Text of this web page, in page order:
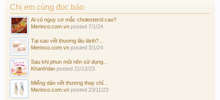
Chị em cùng đọc báo
Ai có nguy cơ mắc cholesterol cao?
Merinco.com.vn posted 7/1/24
Tại sao vết thương lâu lành?...
Merinco.com.vn posted 3/1/24
Sau khi phun môi nên sử dụng...
KhanhVan posted 21/12/23
Miếng dán vết thương thay chỉ...
Merinco.com.vn posted 23/11/23